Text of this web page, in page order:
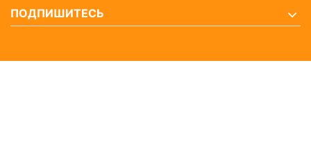
ПОДПИШИТЕСЬ